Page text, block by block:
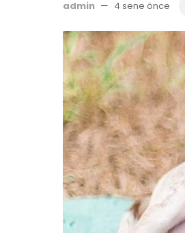
admin — 4 sene önce